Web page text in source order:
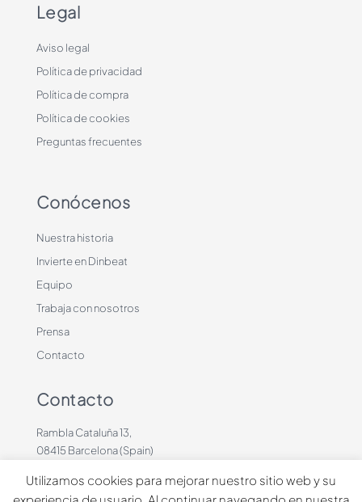
Legal
Aviso legal
Política de privacidad
Política de compra
Política de cookies
Preguntas frecuentes
Conócenos
Nuestra historia
Invierte en Dinbeat
Equipo
Trabaja con nosotros
Prensa
Contacto
Contacto
Rambla Cataluña 13,
08415 Barcelona (Spain)
contacto@dinbeat.com
Utilizamos cookies para mejorar nuestro sitio web y su